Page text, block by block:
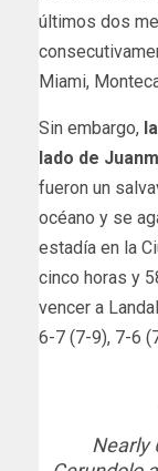
últimos dos
Miami,
Sin embargo,
lado de
fueron un
océano y se
estadía en la
cinco horas y
vencer a
6-7 (7-9), 7-6
Nearly